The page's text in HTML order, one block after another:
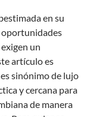
en su
un
artículo es
sinónimo de lujo
y cercana para
de manera